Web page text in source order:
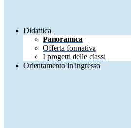
Didattica
Panoramica
Offerta formativa
I progetti delle classi
Orientamento in ingresso